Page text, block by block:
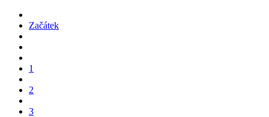
Začátek
1
2
3